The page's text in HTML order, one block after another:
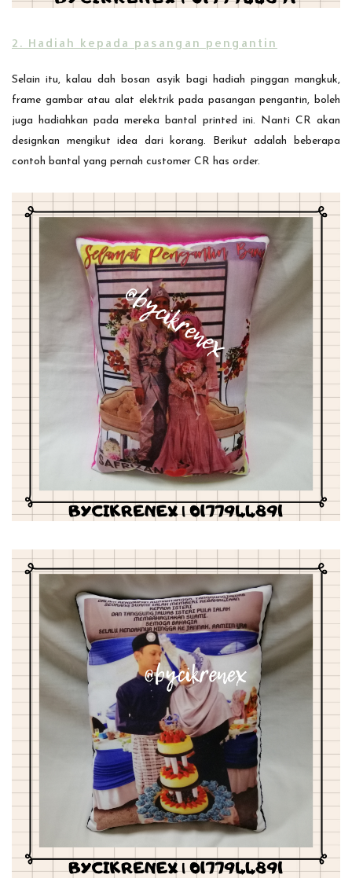
2. Hadiah kepada pasangan pengantin
Selain itu, kalau dah bosan asyik bagi hadiah pinggan mangkuk,
frame gambar atau alat elektrik pada pasangan pengantin, boleh
juga hadiahkan pada mereka bantal printed ini. Nanti CR akan
designkan mengikut idea dari korang. Berikut adalah beberapa
contoh bantal yang pernah customer CR has order.